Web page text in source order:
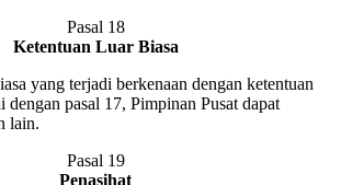
Pasal 18
Ketentuan Luar Biasa
yang terjadi berkenaan dengan ketentuan
dengan pasal 17, Pimpinan Pusat dapat
lain.
Pasal 19
Penasihat